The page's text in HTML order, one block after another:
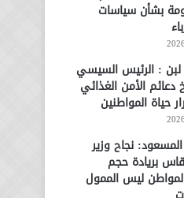
بشأن سياسات
لبن : الرئيس السيسي
الأمن الغذائي
حياة المواطنين
نجاح وزير
بريادة حجم
ليس الممول